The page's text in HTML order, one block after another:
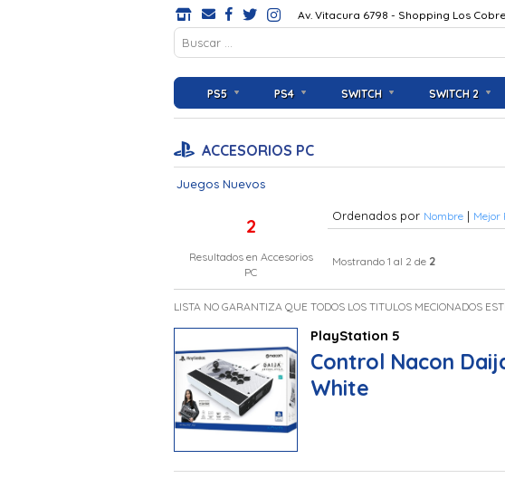
Av. Vitacura 6798 - Shopping Los
PS5 PS4 SWITCH SWITCH 2
ACCESORIOS PC
Juegos Nuevos
2
Resultados en Accesorios
PC
Ordenados por Nombre | Mejor
Mostrando 1 al 2 de 2
LISTA NO GARANTIZA QUE TODOS LOS TITULOS MECIONADOS
PlayStation 5
Control Nacon
White